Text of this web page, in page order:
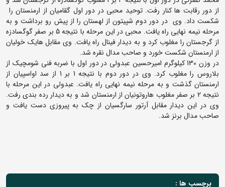
از دور رقابت ها کنار رفت. توحید محبی در دور اول گقامیان از ارمنستان را
شکست داد. وی در دور دوم شپیتون از لهستان را از پیش رو برداشت و به
مرحله نیمه نهایی راه یافت. محبی در این مرحله با نتیجه 5 بر صفر گوگسادزه
از گرجستان را مغلوب کرد و به دیدار فینال راه یافت. وی مقابل هایک خولیان
از ارمنستان شکست خورد و صاحب مدال نقره شد.
در وزن 130 کیلوگرم امیرحسین عبدولی در دور اول با ضربه فنی شومچیک از
بلاروس را مغلوب کرد. وی در دور دوم با نتیجه 1 بر 1 از سد اواسپیان از
ارمنستان گذشت و به مرحله نیمه نهایی راه یافت. عبدولی در این مرحله با
نتیجه 2 بر صفر مغلوب هاروتونیان از ارمنستان شد و به دیدار رده بندی رفت.
وی در این دیدار مقابل آرتور سارگسیان از چک به پیروزی دست یافت و
صاحب مدال برنز شد.
برچسب ها :